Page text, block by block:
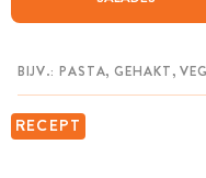
RECEPT
CHAT MET MAIA
MIJN BEWAARDE RECEPTEN